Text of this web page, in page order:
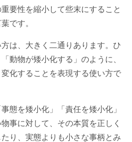
要性を縮小して些末にすること
です。
は、大きく二通りあります。ひ
動物が矮小化する」のように、
化することを表現する使い方で
態を矮小化」「責任を矮小化」
事に対して、その本質を正しく
り、実態よりも小さな事柄とみ